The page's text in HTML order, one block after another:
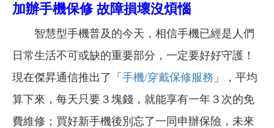
加辦手機保修 故障損壞沒煩惱
智慧型手機普及的今天，相信手機已經是人們
日常生活不可或缺的重要部分，一定要好好守護！
現在傑昇通信推出了「 手機/穿戴保修服務 」，平均
算下來，每天只要３塊錢，就能享有一年３次的免
費維修；買好新手機後別忘了一同申辦保險，未來